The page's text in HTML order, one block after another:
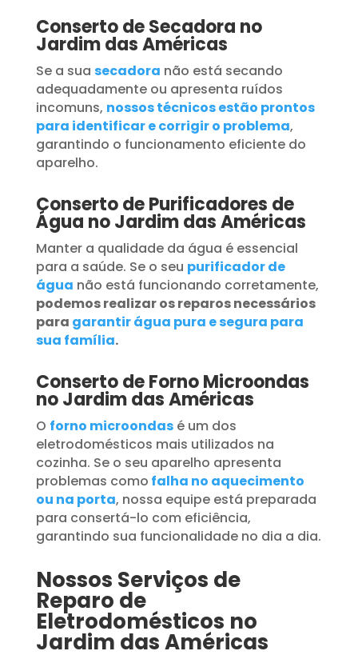
Conserto de Secadora no
Jardim das Américas
Se a sua secadora não está secando
adequadamente ou apresenta ruídos
incomuns, nossos técnicos estão prontos
para identificar e corrigir o problema,
garantindo o funcionamento eficiente do
aparelho.
Conserto de Purificadores de
Água no Jardim das Américas
Manter a qualidade da água é essencial
para a saúde. Se o seu purificador de
água não está funcionando corretamente,
podemos realizar os reparos necessários
para garantir água pura e segura para
sua família.
Conserto de Forno Microondas
no Jardim das Américas
O forno microondasé um dos
eletrodomésticos mais utilizados na
cozinha. Se o seu aparelho apresenta
problemas como falha no aquecimento
ou na porta, nossa equipe está preparada
para consertá-lo com eficiência,
garantindo sua funcionalidade no dia a dia.
Nossos Serviços de
Reparo de
Eletrodomésticos no
Jardim das Américas